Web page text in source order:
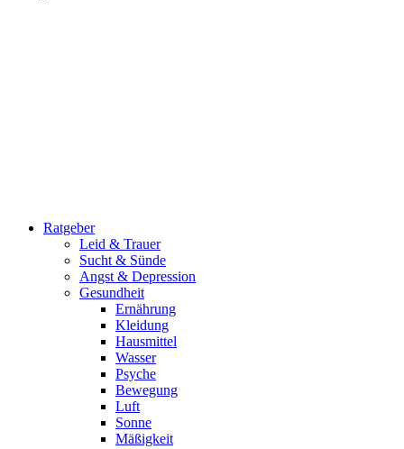
Ratgeber
Leid & Trauer
Sucht & Sünde
Angst & Depression
Gesundheit
Ernährung
Kleidung
Hausmittel
Wasser
Psyche
Bewegung
Luft
Sonne
Mäßigkeit